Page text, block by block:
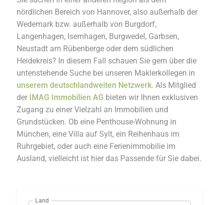
nördlichen Bereich von Hannover, also außerhalb der
Wedemark bzw. außerhalb von Burgdorf,
Langenhagen, Isernhagen, Burgwedel, Garbsen,
Neustadt am Rübenberge oder dem südlichen
Heidekreis? In diesem Fall schauen Sie gern über die
untenstehende Suche bei unseren Maklerkollegen in
unserem deutschlandweiten Netzwerk. Als Mitglied
der
IMAG Immobilien AG bieten wir Ihnen exklusiven
Zugang zu einer Vielzahl an Immobilien und
Grundstücken. Ob eine Penthouse-Wohnung in
München, eine Villa auf Sylt, ein Reihenhaus im
Ruhrgebiet, oder auch eine Ferienimmobilie im
Ausland, vielleicht ist hier das Passende für Sie dabei.
Land